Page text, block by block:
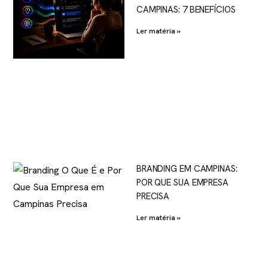
CAMPINAS: 7 BENEFÍCIOS
Ler matéria »
BRANDING EM CAMPINAS:
POR QUE SUA EMPRESA
PRECISA
Ler matéria »